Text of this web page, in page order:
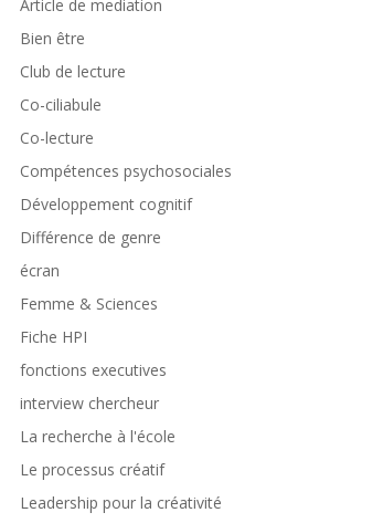
Article de mediation
Bien être
Club de lecture
Co-ciliabule
Co-lecture
Compétences psychosociales
Développement cognitif
Différence de genre
écran
Femme & Sciences
Fiche HPI
fonctions executives
interview chercheur
La recherche à l'école
Le processus créatif
Leadership pour la créativité